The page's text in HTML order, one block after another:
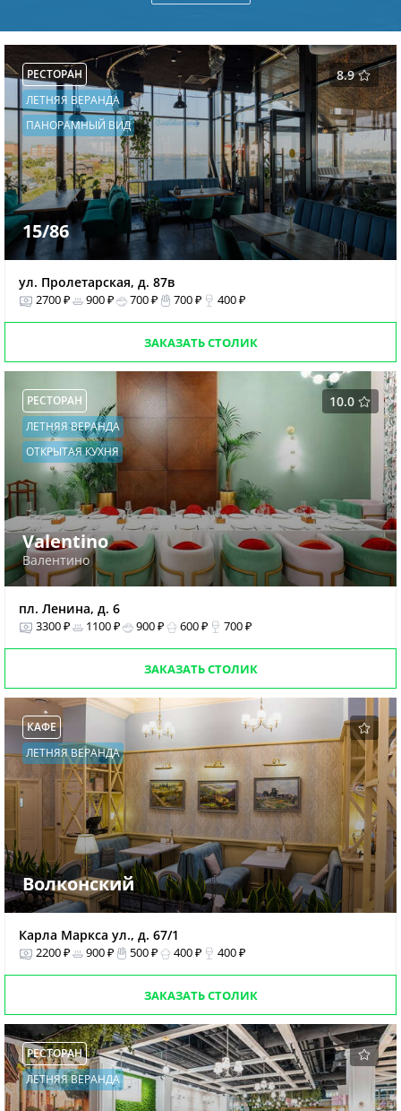
8.9
РЕСТОРАН
ЛЕТНЯЯ ВЕРАНДА
ПАНОРАМНЫЙ ВИД
15/86
ул. Пролетарская, д. 87в
2700 ₽ 900 ₽ 700 ₽ 700 ₽ 400 ₽
ЗАКАЗАТЬ СТОЛИК
10.0
РЕСТОРАН
ЛЕТНЯЯ ВЕРАНДА
ОТКРЫТАЯ КУХНЯ
Valentino
Валентино
пл. Ленина, д. 6
3300 ₽ 1100 ₽ 900 ₽ 600 ₽ 700 ₽
ЗАКАЗАТЬ СТОЛИК
КАФЕ
ЛЕТНЯЯ ВЕРАНДА
Волконский
Карла Маркса ул., д. 67/1
2200 ₽ 900 ₽ 500 ₽ 400 ₽ 400 ₽
ЗАКАЗАТЬ СТОЛИК
РЕСТОРАН
ЛЕТНЯЯ ВЕРАНДА